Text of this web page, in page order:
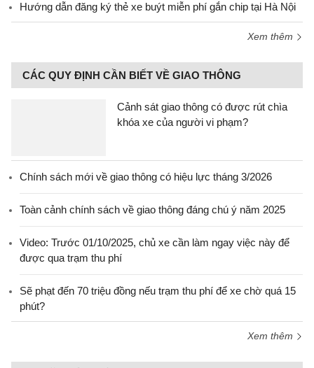
Hướng dẫn đăng ký thẻ xe buýt miễn phí gắn chip tại Hà Nội
Xem thêm
CÁC QUY ĐỊNH CẦN BIẾT VỀ GIAO THÔNG
Cảnh sát giao thông có được rút chìa
khóa xe của người vi phạm?
Chính sách mới về giao thông có hiệu lực tháng 3/2026
Toàn cảnh chính sách về giao thông đáng chú ý năm 2025
Video: Trước 01/10/2025, chủ xe cần làm ngay việc này để
được qua trạm thu phí
Sẽ phạt đến 70 triệu đồng nếu trạm thu phí để xe chờ quá 15
phút?
Xem thêm